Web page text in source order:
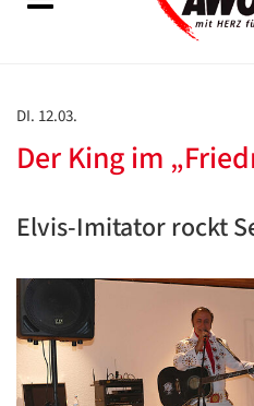
DI. 12.03.
Der King im
Elvis-Imitator rockt